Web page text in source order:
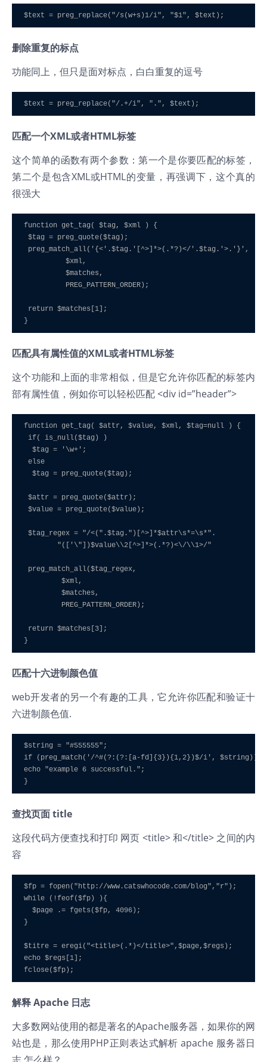
$text = preg_replace("/s(w+s)1/i", "$1", $text);
删除重复的标点
功能同上，但只是面对标点，白白重复的逗号
$text = preg_replace("/.+/i", ".", $text);
匹配一个XML或者HTML标签
这个简单的函数有两个参数：第一个是你要匹配的标签，
第二个是包含XML或HTML的变量，再强调下，这个真的
很强大
function get_tag( $tag, $xml ) {
$tag = preg_quote($tag);
preg_match_all('{<'.$tag.'[^>]*>(.*?)</'.$tag.'>.'}',
          $xml,
          $matches,
          PREG_PATTERN_ORDER);
return $matches[1];
}
匹配具有属性值的XML或者HTML标签
这个功能和上面的非常相似，但是它允许你匹配的标签内
部有属性值，例如你可以轻松匹配 <div id=”header”>
function get_tag( $attr, $value, $xml, $tag=null ) {
if( is_null($tag) )
  $tag = '\w+';
else
  $tag = preg_quote($tag);
$attr = preg_quote($attr);
$value = preg_quote($value);
$tag_regex = "/<(".$tag.")[^>]*$attr\s*=\s*".
        "(['\"])$value\\2[^>]*>(.*?)<\/\\1>/"
preg_match_all($tag_regex,
         $xml,
         $matches,
         PREG_PATTERN_ORDER);
return $matches[3];
}
匹配十六进制颜色值
web开发者的另一个有趣的工具，它允许你匹配和验证十
六进制颜色值.
$string = "#555555";
if (preg_match('/^#(?:(?:[a-fd]{3}){1,2})$/i', $string))
echo "example 6 successful.";
}
查找页面 title
这段代码方便查找和打印 网页 <title> 和</title> 之间的内
容
$fp = fopen("http://www.catswhocode.com/blog","r");
while (!feof($fp) ){
  $page .= fgets($fp, 4096);
}
$titre = eregi("<title>(.*)</title>",$page,$regs);
echo $regs[1];
fclose($fp);
解释 Apache 日志
大多数网站使用的都是著名的Apache服务器，如果你的网
站也是，那么使用PHP正则表达式解析 apache 服务器日